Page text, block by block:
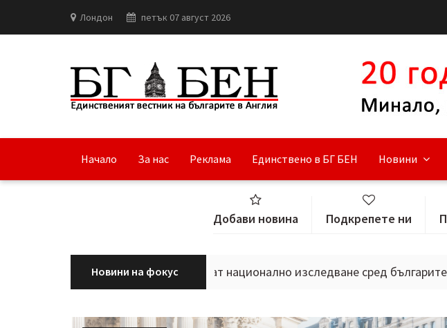
Лондон петък 07 август 2026
Начало За нас Реклама Единствено в БГ БЕН Новини
Добави новина Подкрепете ни
Новини на фокус
и сдружение „ДНК“ започват национално изследване сред българите в